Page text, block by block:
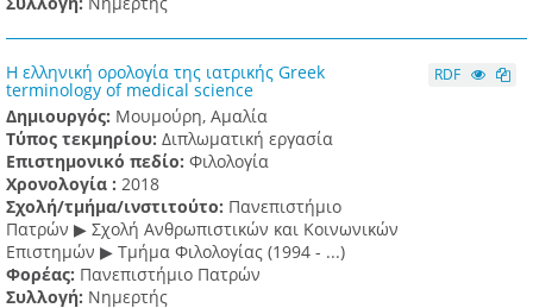
Η ελληνική oρολογία της ιατρικής Greek
terminology of medical science
Δημιουργός: Μουμούρη, Αμαλία
Τύπος τεκμηρίου: Διπλωματική εργασία
Επιστημονικό πεδίο: Φιλολογία
Χρονολογία : 2018
Σχολή/τμήμα/ινστιτούτο: Πανεπιστήμιο
Πατρών ▶ Σχολή Ανθρωπιστικών και Κοινωνικών
Επιστημών ▶ Τμήμα Φιλολογίας (1994 - ...)
Φορέας: Πανεπιστήμιο Πατρών
Συλλογή: Νημερτής
RDF